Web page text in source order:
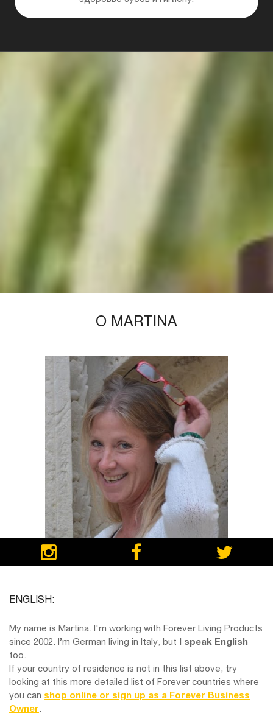
О MARTINA
ENGLISH:
My name is Martina. I'm working with Forever Living Products
since 2002. I’m German living in Italy, but I speak English
too.
If your country of residence is not in this list above, try
looking at this more detailed list of Forever countries where
you can shop online or sign up as a Forever Business
Owner.